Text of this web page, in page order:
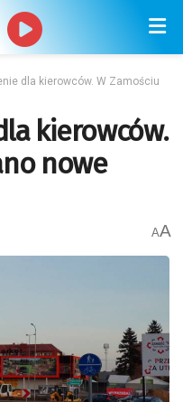
dla kierowców. W Zamościu
kierowców.
nowe
AA